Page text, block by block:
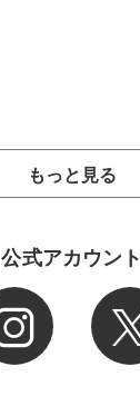
もっと見る
公式アカウント